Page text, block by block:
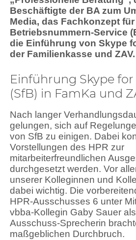
Beschäftigte der BA zum
Media, das Fachkonzept
Betriebsnummern-Service
die Einführung von Skype
der Familienkasse und ZAV.
Einführung Skype for
(SfB) in FamKa und
Nach langer
gelungen, sich auf
von SfB zu einigen. Dabei
Vorstellungen des HPR zur
mitarbeiterfreundlichen
durchgesetzt werden. Vor
unserer Kolleginnen und
dabei wichtig. Die
HPR-Ausschusses 6 unter
vbba-Kollegin Gaby Sauer
Ausschuss-Sprecherin
maßgeblichen Durchbruch.